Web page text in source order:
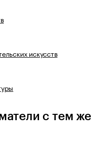
искусств
с тем же